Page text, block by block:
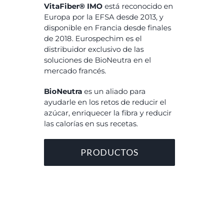
VitaFiber® IMO está reconocido en
Europa por la EFSA desde 2013, y
disponible en Francia desde finales
de 2018. Eurospechim es el
distribuidor exclusivo de las
soluciones de BioNeutra en el
mercado francés.
BioNeutraes un aliado para
ayudarle en los retos de reducir el
azúcar, enriquecer la fibra y reducir
las calorías en sus recetas.
PRODUCTOS